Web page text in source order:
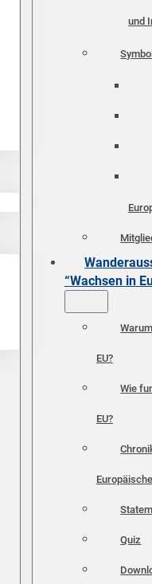
und
“Wachsen in
EU?
Wie
EU?
Quiz